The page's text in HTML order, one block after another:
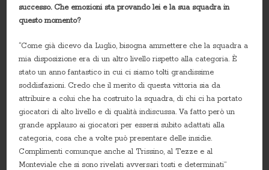
successo. Che emozioni sta provando lei e la sua squadra in
questo momento?
“Come già dicevo da Luglio, bisogna ammettere che la squadra a
mia disposizione era di un altro livello rispetto alla categoria. È
stato un anno fantastico in cui ci siamo tolti grandissime
soddisfazioni. Credo che il merito di questa vittoria sia da
attribuire a colui che ha costruito la squadra, di chi ci ha portato
giocatori di alto livello e di qualità indiscussa. Va fatto però un
grande applauso ai giocatori per essersi subito adattati alla
categoria, cosa che a volte può presentare delle insidie.
Complimenti comunque anche al Trissino, al Tezze e al
Monteviale che si sono rivelati avversari tosti e determinati”